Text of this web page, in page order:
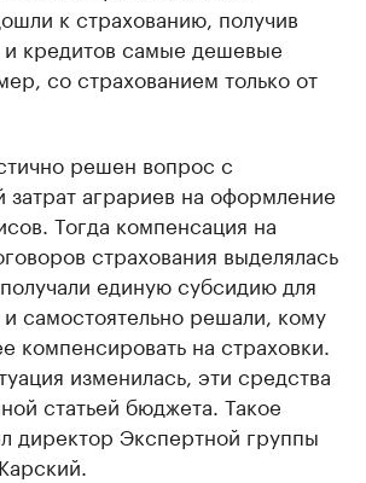
к страхованию, получив
кредитов самые дешевые
со страхованием только от
решен вопрос с
затрат аграриев на оформление
Тогда компенсация на
страхования выделялась
единую субсидию для
самостоятельно решали, кому
компенсировать на страховки.
изменилась, эти средства
статьей бюджета. Такое
директор Экспертной группы